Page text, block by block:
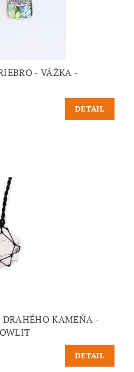
- VÁŽKA -
DETAIL
KAMEŇA -
DETAIL